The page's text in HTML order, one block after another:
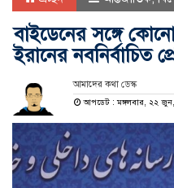
বাইডেনের সঙ্গে
ইরানের নবনির্বাচিত
আমাদের কথা ডেস্ক
আপডেট : মঙ্গলবার, ২২